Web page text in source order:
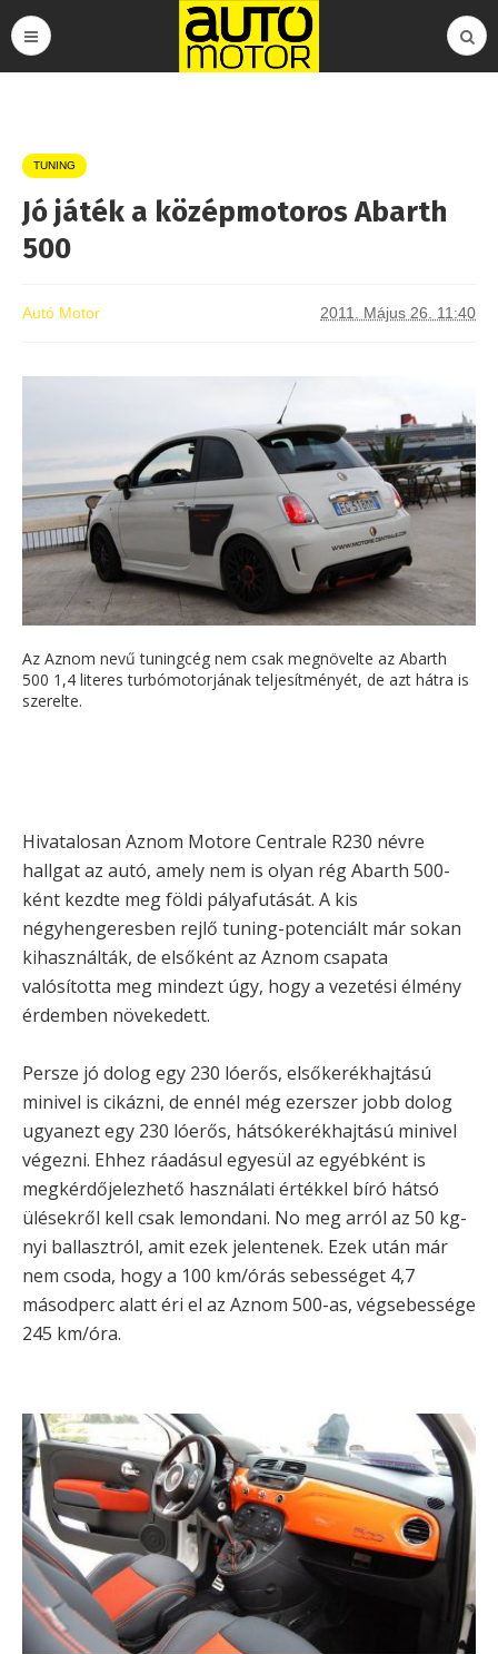
TUNING
Jó játék a középmotoros Abarth
500
Autó Motor 2011. Május 26. 11:40
Az Aznom nevű tuningcég nem csak megnövelte az Abarth
500 1,4 literes turbómotorjának teljesítményét, de azt hátra is
szerelte.
Hivatalosan Aznom Motore Centrale R230 névre
hallgat az autó, amely nem is olyan rég Abarth 500-
ként kezdte meg földi pályafutását. A kis
négyhengeresben rejlő tuning-potenciált már sokan
kihasználták, de elsőként az Aznom csapata
valósította meg mindezt úgy, hogy a vezetési élmény
érdemben növekedett.
Persze jó dolog egy 230 lóerős, elsőkerékhajtású
minivel is cikázni, de ennél még ezerszer jobb dolog
ugyanezt egy 230 lóerős, hátsókerékhajtású minivel
végezni. Ehhez ráadásul egyesül az egyébként is
megkérdőjelezhető használati értékkel bíró hátsó
ülésekről kell csak lemondani. No meg arról az 50 kg-
nyi ballasztról, amit ezek jelentenek. Ezek után már
nem csoda, hogy a 100 km/órás sebességet 4,7
másodperc alatt éri el az Aznom 500-as, végsebessége
245 km/óra.